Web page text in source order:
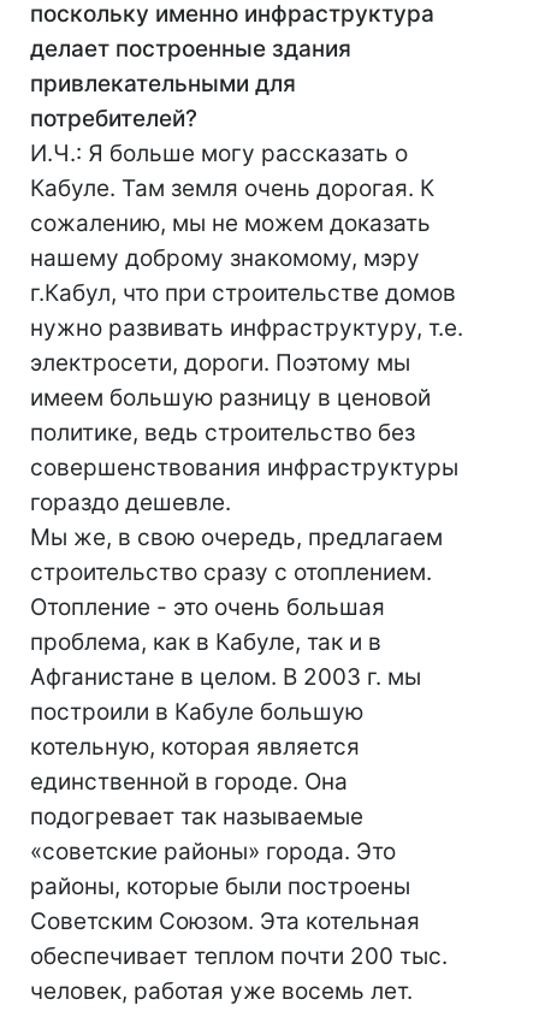
поскольку именно инфраструктура
делает построенные здания
привлекательными для
потребителей?
И.Ч.: Я больше могу рассказать о
Кабуле. Там земля очень дорогая. К
сожалению, мы не можем доказать
нашему доброму знакомому, мэру
г.Кабул, что при строительстве домов
нужно развивать инфраструктуру, т.е.
электросети, дороги. Поэтому мы
имеем большую разницу в ценовой
политике, ведь строительство без
совершенствования инфраструктуры
гораздо дешевле.
Мы же, в свою очередь, предлагаем
строительство сразу с отоплением.
Отопление - это очень большая
проблема, как в Кабуле, так и в
Афганистане в целом. В 2003 г. мы
построили в Кабуле большую
котельную, которая является
единственной в городе. Она
подогревает так называемые
«советские районы» города. Это
районы, которые были построены
Советским Союзом. Эта котельная
обеспечивает теплом почти 200 тыс.
человек, работая уже восемь лет.